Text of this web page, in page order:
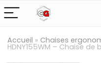
Accueil » Chaises
HDNY155WM – Chaise